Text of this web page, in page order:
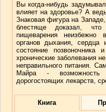
Вы когда-нибудь
влияет на здоровье? А
Знаковая фигура на
блестяще доказал,
пищеварения неизбежно
органов дыхания, сердца
состояние позвоночника
хронические заболевания
неправильного питания.
Майра - возможность
дорогостоящих лекарств,
Книга